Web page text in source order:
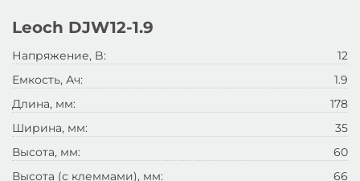
Leoch DJW12-1.9
Напряжение, B:
12
Емкость, Ач:
1.9
Длина, мм:
178
Ширина, мм:
35
Высота, мм:
60
Высота (с клеммами), мм:
66